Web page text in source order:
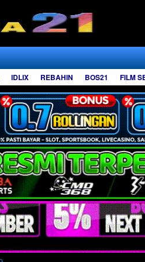
IDLIX REBAHIN BOS21 FILM